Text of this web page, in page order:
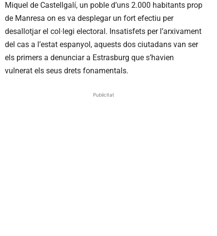
Miquel de Castellgalí, un poble d’uns 2.000 habitants prop
de Manresa on es va desplegar un fort efectiu per
desallotjar el col·legi electoral. Insatisfets per l’arxivament
del cas a l’estat espanyol, aquests dos ciutadans van ser
els primers a denunciar a Estrasburg que s’havien
vulnerat els seus drets fonamentals.
Publicitat